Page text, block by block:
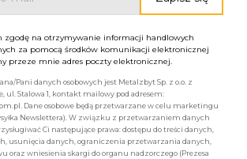
zgodę na otrzymywanie informacji handlowych
za pomocą środków komunikacji elektronicznej
przeze mnie adres poczty elektronicznej.
Pani danych osobowych jest Metalzbyt Sp. z o.o. z
ul. Stalowa 1, kontakt mailowy pod adresem:
Dane osobowe będą przetwarzane w celu marketingu
Newslettera). W związku z przetwarzaniem danych
Ci następujące prawa: dostępu do treści danych,
usunięcia danych, ograniczenia przetwarzania danych,
oraz wniesienia skargi do organu nadzorczego (Prezesa